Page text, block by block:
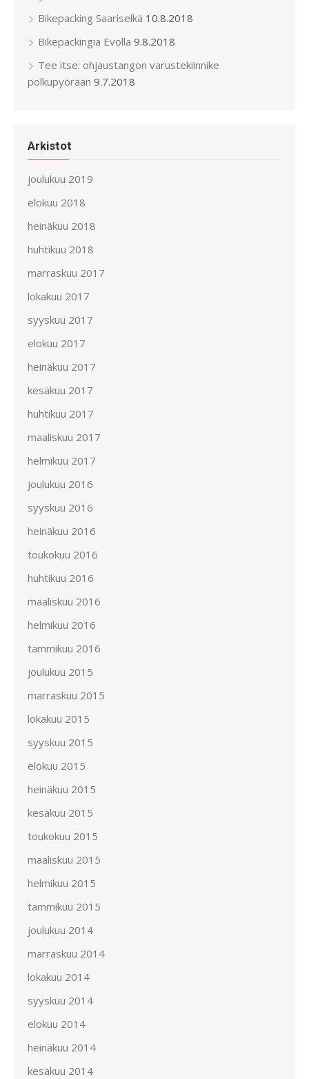
Bikepacking Saariselkä 10.8.2018
Bikepackingia Evolla 9.8.2018
Tee itse: ohjaustangon varustekiinnike
polkupyörään 9.7.2018
Arkistot
joulukuu 2019
elokuu 2018
heinäkuu 2018
huhtikuu 2018
marraskuu 2017
lokakuu 2017
syyskuu 2017
elokuu 2017
heinäkuu 2017
kesäkuu 2017
huhtikuu 2017
maaliskuu 2017
helmikuu 2017
joulukuu 2016
syyskuu 2016
heinäkuu 2016
toukokuu 2016
huhtikuu 2016
maaliskuu 2016
helmikuu 2016
tammikuu 2016
joulukuu 2015
marraskuu 2015
lokakuu 2015
syyskuu 2015
elokuu 2015
heinäkuu 2015
kesäkuu 2015
toukokuu 2015
maaliskuu 2015
helmikuu 2015
tammikuu 2015
joulukuu 2014
marraskuu 2014
lokakuu 2014
syyskuu 2014
elokuu 2014
heinäkuu 2014
kesäkuu 2014